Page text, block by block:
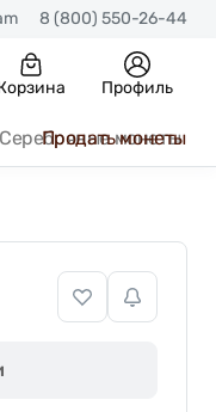
8 (800) 550-26-44
Профиль
Серебряные монеты
Продать монеты